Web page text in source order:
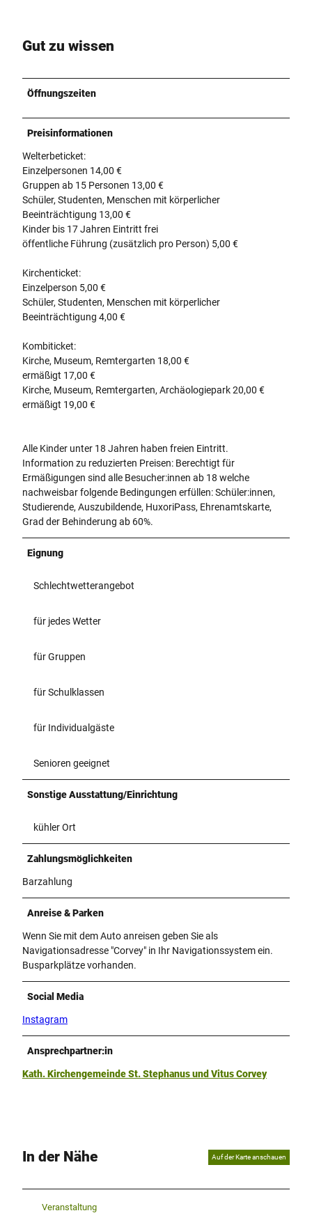
Gut zu wissen
Öffnungszeiten
Preisinformationen
Welterbeticket:
Einzelpersonen 14,00 €
Gruppen ab 15 Personen 13,00 €
Schüler, Studenten, Menschen mit körperlicher
Beeinträchtigung 13,00 €
Kinder bis 17 Jahren Eintritt frei
öffentliche Führung (zusätzlich pro Person) 5,00 €
Kirchenticket:
Einzelperson 5,00 €
Schüler, Studenten, Menschen mit körperlicher
Beeinträchtigung 4,00 €
Kombiticket:
Kirche, Museum, Remtergarten 18,00 €
ermäßigt 17,00 €
Kirche, Museum, Remtergarten, Archäologiepark 20,00 €
ermäßigt 19,00 €
Alle Kinder unter 18 Jahren haben freien Eintritt.
Information zu reduzierten Preisen: Berechtigt für
Ermäßigungen sind alle Besucher:innen ab 18 welche
nachweisbar folgende Bedingungen erfüllen: Schüler:innen,
Studierende, Auszubildende, HuxoriPass, Ehrenamtskarte,
Grad der Behinderung ab 60%.
Eignung
Schlechtwetterangebot
für jedes Wetter
für Gruppen
für Schulklassen
für Individualgäste
Senioren geeignet
Sonstige Ausstattung/Einrichtung
kühler Ort
Zahlungsmöglichkeiten
Barzahlung
Anreise & Parken
Wenn Sie mit dem Auto anreisen geben Sie als
Navigationsadresse "Corvey" in Ihr Navigationssystem ein.
Busparkplätze vorhanden.
Social Media
Instagram
Ansprechpartner:in
Kath. Kirchengemeinde St. Stephanus und Vitus Corvey
In der Nähe Auf der Karte anschauen
Veranstaltung